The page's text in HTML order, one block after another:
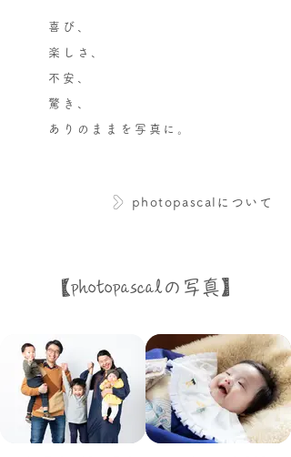
喜び、
楽しさ、
不安、
驚き、
ありのままを写真に。
photopascalについて
​【photopascalの写真】